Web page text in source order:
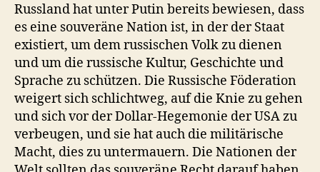
Russland hat unter Putin bereits bewiesen, dass
es eine souveräne Nation ist, in der der Staat
existiert, um dem russischen Volk zu dienen
und um die russische Kultur, Geschichte und
Sprache zu schützen. Die Russische Föderation
weigert sich schlichtweg, auf die Knie zu gehen
und sich vor der Dollar-Hegemonie der USA zu
verbeugen, und sie hat auch die militärische
Macht, dies zu untermauern. Die Nationen der